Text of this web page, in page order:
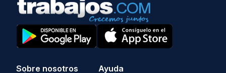
Sobre nosotros Ayuda